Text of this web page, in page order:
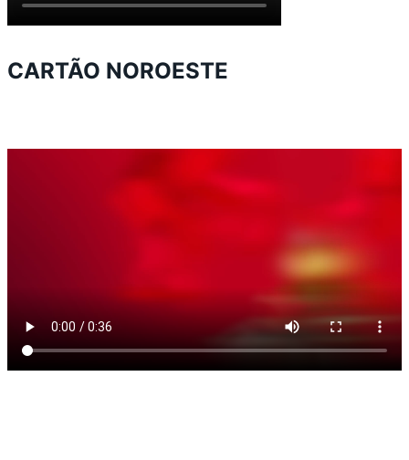
CARTÃO NOROESTE